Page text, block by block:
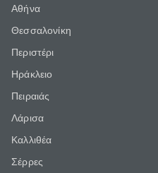
Αθήνα
Θεσσαλονίκη
Περιστέρι
Ηράκλειο
Πειραιάς
Λάρισα
Καλλιθέα
Σέρρες